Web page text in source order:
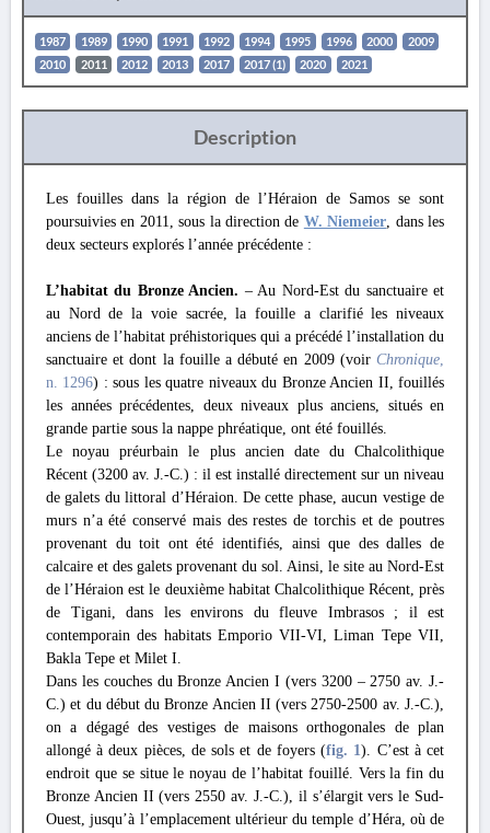
1987 1989 1990 1991 1992 1994 1995 1996 2000
2009
2010
2011 2012 2013 2017 2017 (1) 2020 2021
Description
Les fouilles dans la région de l’Héraion de Samos se sont
poursuivies en 2011, sous la direction de W. Niemeier, dans les
deux secteurs explorés l’année précédente :
L’habitat du Bronze Ancien. – Au Nord-Est du sanctuaire et
au Nord de la voie sacrée, la fouille a clarifié les niveaux
anciens de l’habitat préhistoriques qui a précédé l’installation du
sanctuaire et dont la fouille a débuté en 2009 (voir Chronique,
n. 1296) : sous les quatre niveaux du Bronze Ancien II, fouillés
les années précédentes, deux niveaux plus anciens, situés en
grande partie sous la nappe phréatique, ont été fouillés.
Le noyau préurbain le plus ancien date du Chalcolithique
Récent (3200 av. J.-C.) : il est installé directement sur un niveau
de galets du littoral d’Héraion. De cette phase, aucun vestige de
murs n’a été conservé mais des restes de torchis et de poutres
provenant du toit ont été identifiés, ainsi que des dalles de
calcaire et des galets provenant du sol. Ainsi, le site au Nord-Est
de l’Héraion est le deuxième habitat Chalcolithique Récent, près
de Tigani, dans les environs du fleuve Imbrasos ; il est
contemporain des habitats Emporio VII-VI, Liman Tepe VII,
Bakla Tepe et Milet I.
Dans les couches du Bronze Ancien I (vers 3200 – 2750 av. J.-
C.) et du début du Bronze Ancien II (vers 2750-2500 av. J.-C.),
on a dégagé des vestiges de maisons orthogonales de plan
allongé à deux pièces, de sols et de foyers (fig. 1). C’est à cet
endroit que se situe le noyau de l’habitat fouillé. Vers la fin du
Bronze Ancien II (vers 2550 av. J.-C.), il s’élargit vers le Sud-
Ouest, jusqu’à l’emplacement ultérieur du temple d’Héra, où de